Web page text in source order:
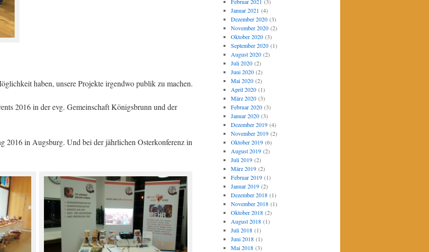
haben, unsere Projekte irgendwo publik zu machen.
2016 in der evg. Gemeinschaft Königsbrunn und der
2016 in Augsburg. Und bei der jährlichen Osterkonferenz in
Januar 2021 (4)
Dezember 2020(3)
November 2020(2)
Oktober 2020(3)
September 2020(1)
August 2020(2)
Juli 2020(2)
Juni 2020(2)
Mai 2020(2)
April 2020(1)
März 2020(3)
Februar 2020(3)
Januar 2020(3)
Dezember 2019(4)
November 2019(2)
Oktober 2019(6)
August 2019(2)
Juli 2019(2)
März 2019(2)
Februar 2019(1)
Januar 2019(2)
Dezember 2018(1)
November 2018(1)
Oktober 2018(2)
August 2018(1)
Juli 2018(1)
Juni 2018(1)
Mai 2018(3)